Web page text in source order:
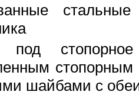
под
шайбами с